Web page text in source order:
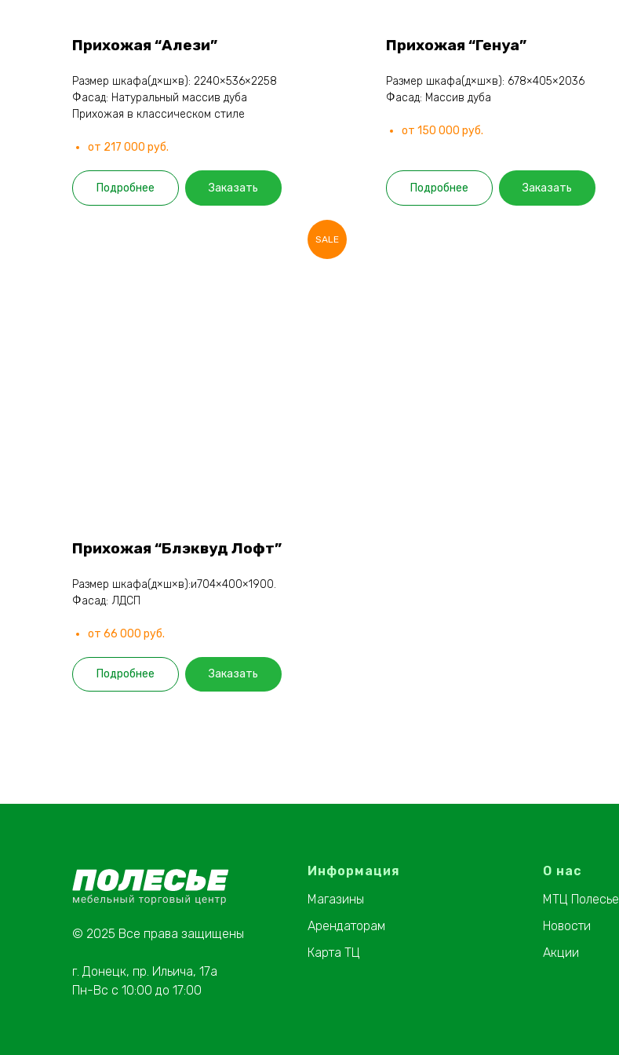
Прихожая “Алези”
Размер шкафа(д×ш×в): 2240×536×2258
Фасад: Натуральный массив дуба
Прихожая в классическом стиле
от 217 000 руб.
Подробнее Заказать
Прихожая “Генуа”
Размер шкафа(д×ш×в): 678×405×2036
Фасад: Массив дуба
от 150 000 руб.
Подробнее Заказать
SALE
Прихожая “Блэквуд Лофт”
Размер шкафа(д×ш×в):и704×400×1900.
Фасад: ЛДСП
от 66 000 руб.
Подробнее Заказать
© 2025 Все права защищены
г. Донецк, пр. Ильича, 17а
Пн-Вс с 10:00 до 17:00
Информация
Магазины
Арендаторам
Карта ТЦ
О нас
МТЦ Полесье
Новости
Акции